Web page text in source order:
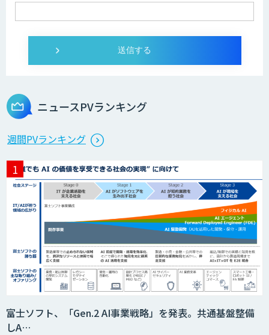
SELFBOT AIエージェント
製造業特化型オーダーメイドAI開発（知
財/FMEA/電気回路/CAD/外観検査）
異常検知AI
需要予測＋業務最適化AIシステム
『KISS』
imprai ezCheck
ニュースPVランキング
週間PVランキング
富士ソフト、「Gen.2 AI事業戦略」を発表。共通基盤整備
しA…